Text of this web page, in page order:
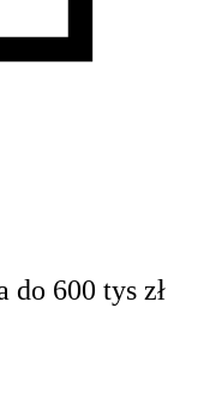
do 600 tys zł